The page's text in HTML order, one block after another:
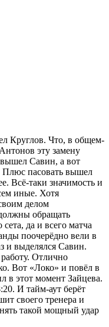
Круглов. Что, в общем-
эту замену
вышел Савин, а вот
Плюс пасовать вышел
Всё-таки значимость и
иные. Хотя
делом
обращать
да и всего матча
поочерёдно вели в
и выделялся Савин.
Отлично
Вот «Локо» и повёл в
в этот момент Зайцева.
И тайм-аут берёт
своего тренера и
такой мощный удар